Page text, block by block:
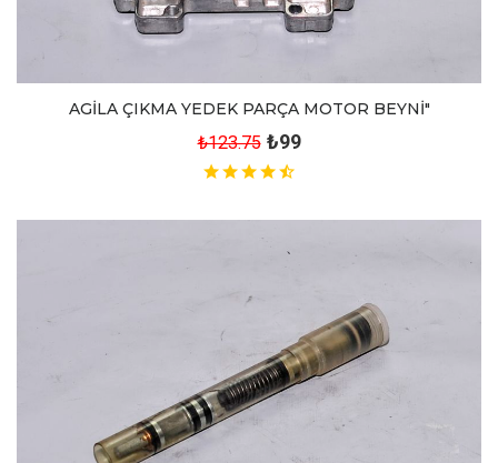
AGİLA ÇIKMA YEDEK PARÇA MOTOR BEYNİ"
₺123.75 ₺99